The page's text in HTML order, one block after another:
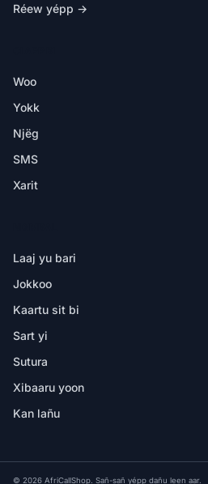
Réew yépp →
Woo
Yokk
Njëg
SMS
Xarit
Laaj yu bari
Jokkoo
Kaartu sit bi
Sart yi
Sutura
Xibaaru yoon
Kan lañu
© 2026 AfriCallShop. Sañ-sañ yépp dañu leen aar.